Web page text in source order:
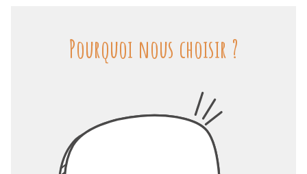
Pourquoi nous choisir ?